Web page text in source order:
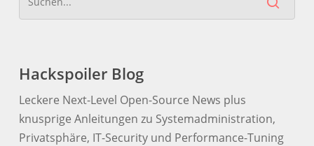
Hackspoiler Blog
Leckere Next-Level Open-Source News plus
knusprige Anleitungen zu Systemadministration,
Privatsphäre, IT-Security und Performance-Tuning